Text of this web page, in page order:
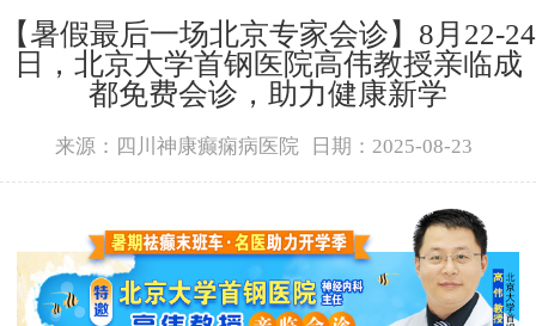
【暑假最后一场北京专家会诊】8月22-24
日，北京大学首钢医院高伟教授亲临成
都免费会诊，助力健康新学
来源：四川神康癫痫病医院 日期：2025-08-23